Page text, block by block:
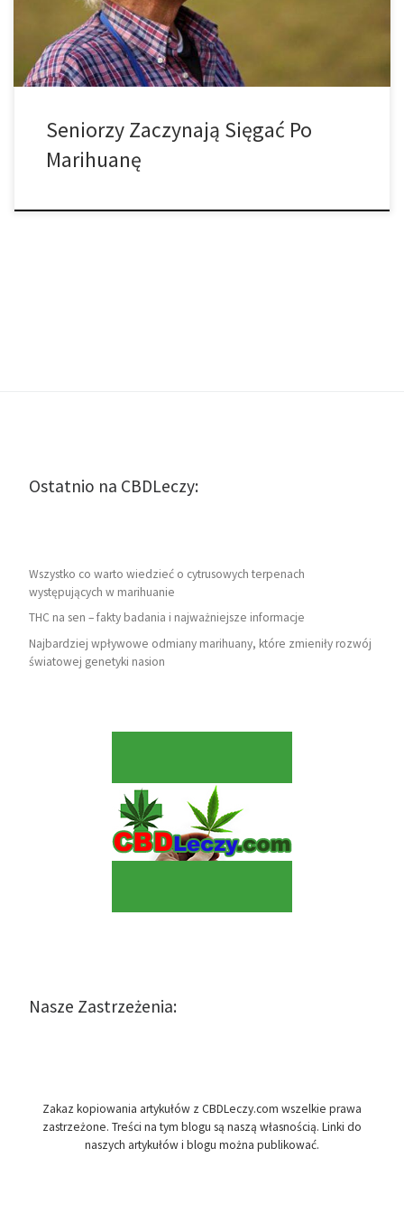
informacji, badań naukowych i innych dowodów na poparcie
twierdzeń i dzielą […]
Seniorzy Zaczynają Sięgać Po
Marihuanę
Ostatnio na CBDLeczy:
Wszystko co warto wiedzieć o cytrusowych terpenach
występujących w marihuanie
THC na sen – fakty badania i najważniejsze informacje
Najbardziej wpływowe odmiany marihuany, które zmieniły rozwój
światowej genetyki nasion
Nasze Zastrzeżenia:
Zakaz kopiowania artykułów z CBDLeczy.com wszelkie prawa
zastrzeżone. Treści na tym blogu są naszą własnością. Linki do
naszych artykułów i blogu można publikować.